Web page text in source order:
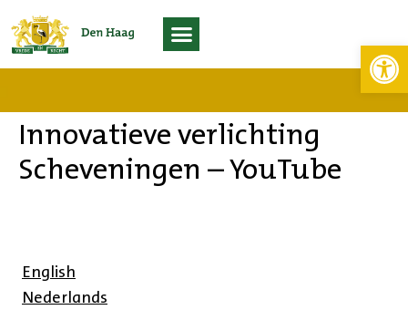
Innovatieve verlichting
Scheveningen – YouTube
English
Nederlands